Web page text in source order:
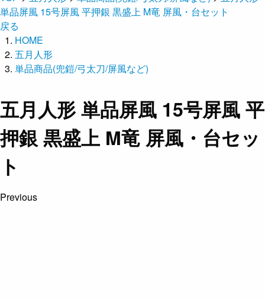
単品屏風 15号屏風 平押銀 黒盛上 M竜 屏風・台セット
戻る
HOME
五月人形
単品商品(兜鎧/弓太刀/屏風など)
五月人形 単品屏風 15号屏風 平
押銀 黒盛上 M竜 屏風・台セッ
ト
Previous